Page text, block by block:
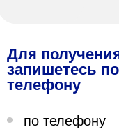
«Парус»
Для
запишетесь по
телефону
по телефону